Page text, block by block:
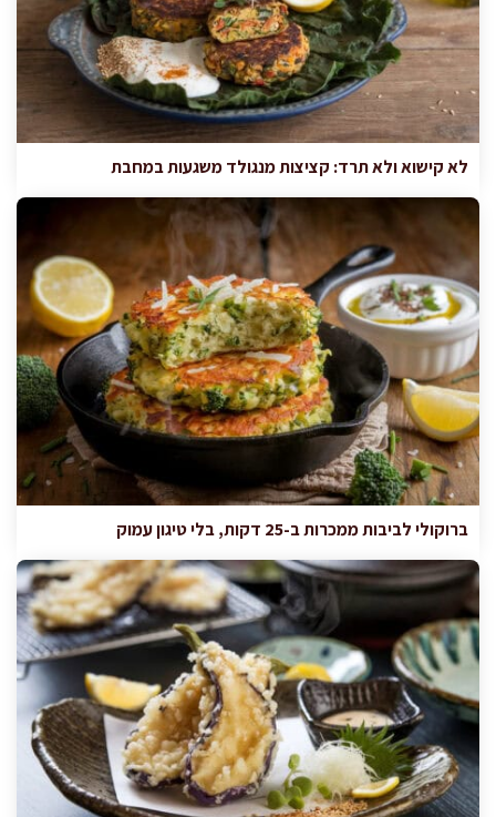
לא קישוא ולא תרד: קציצות מנגולד משגעות במחבת
ברוקולי לביבות ממכרות ב-25 דקות, בלי טיגון עמוק